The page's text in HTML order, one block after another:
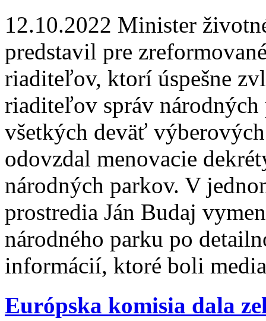
12.10.2022 Minister
predstavil pre
riaditeľov, ktorí úspešne
riaditeľov správ
všetkých deväť
odovzdal menovacie
národných parkov. V
prostredia Ján Budaj
národného parku po
informácií, ktoré boli
Európska komisia dala